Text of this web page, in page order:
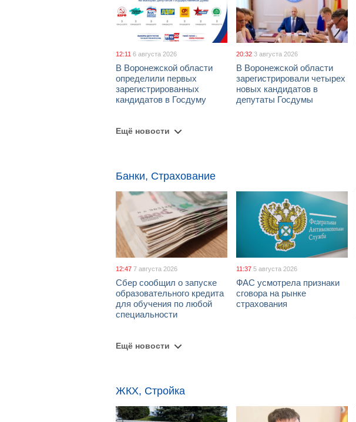
12:11 6 августа 2026
В Воронежской области
определили первых
зарегистрированных
кандидатов в Госдуму
20:32 3 августа 2026
В Воронежской области
зарегистрировали четырех
новых кандидатов в
депутаты Госдумы
Ещё новости
Банки, Страхование
12:47 7 августа 2026
Сбер сообщил о запуске
образовательного кредита
для обучения по любой
специальности
11:37 5 августа 2026
ФАС усмотрела признаки
сговора на рынке
страхования
Ещё новости
ЖКХ, Стройка